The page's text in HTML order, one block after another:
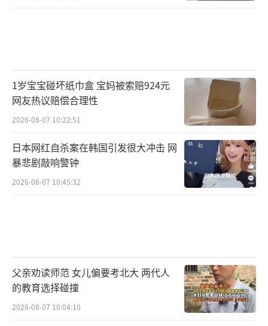
1岁宝宝碰坏纸巾盒 宝妈被索赔924元
网友热议赔偿合理性
2026-08-07 10:22:51
日本网红自杀案在韩国引发很大冲击 网
暴悲剧敲响警钟
2026-08-07 10:45:32
父亲劝读师范 女儿偏要考北大 两代人
的教育选择碰撞
2026-08-07 10:04:10